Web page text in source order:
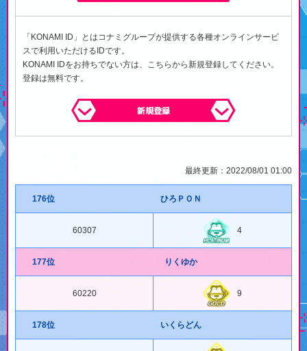
「KONAMI ID」とはコナミグループが提供する各種オンラインサービ
スで利用いただけるIDです。
KONAMI IDをお持ちでない方は、こちらから新規登録してください。
登録は無料です。
新規登録
最終更新：2022/08/01 01:00
176位 ひろＰＯＮ
60307 4
177位 りくゆか
60220 9
178位 いくらどん